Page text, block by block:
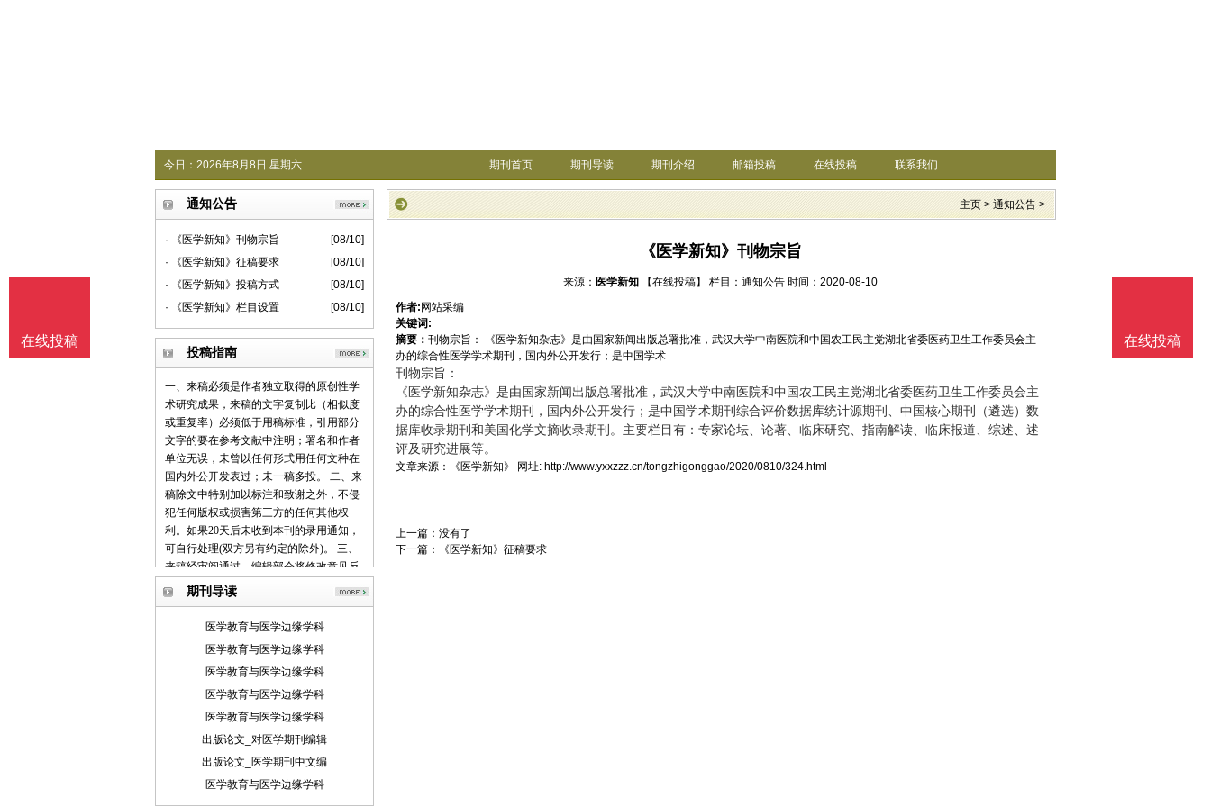
今日： 2026年8月8日 星期六 期刊首页 期刊导读 期刊介绍 邮箱投稿 在线投稿 联系我们
通知公告
· 《医学新知》刊物宗旨
[08/10]
· 《医学新知》征稿要求
[08/10]
· 《医学新知》投稿方式
[08/10]
· 《医学新知》栏目设置
[08/10]
投稿指南
一、来稿必须是作者独立取得的原创性学
术研究成果，来稿的文字复制比（相似度
或重复率）必须低于用稿标准，引用部分
文字的要在参考文献中注明；署名和作者
单位无误，未曾以任何形式用任何文种在
国内外公开发表过；未一稿多投。 二、来
稿除文中特别加以标注和致谢之外，不侵
犯任何版权或损害第三方的任何其他权
利。如果20天后未收到本刊的录用通知，
可自行处理(双方另有约定的除外)。 三、
来稿经审阅通过，编辑部会将修改意见反
馈给您，您应在收到通知7天内提交修改
作权法的其它权利。 四、一般来说，4500
文章，不能说清问题，很难保证学术质
量，本刊恕不受理。 五、论文格式及要
素：标题、作者、工作单位全称(院系处
室)、摘要、关键词、正文、注释、参考文
查看参考文献格式示例)、作者简介(100字
内)、联系方式(通信地址、邮编、电话、
电子信箱)。 六、处理流程：（1） 通过电
期刊导读
医学教育与医学边缘学科
医学教育与医学边缘学科
医学教育与医学边缘学科
医学教育与医学边缘学科
医学教育与医学边缘学科
出版论文_对医学期刊编辑
出版论文_医学期刊中文编
医学教育与医学边缘学科
主页 > 通知公告 >
《医学新知》刊物宗旨
来源： 医学新知 【在线投稿】 栏目： 通知公告 时间：2020-08-10
作者: 网站采编
关键词:
摘要： 刊物宗旨： 《医学新知杂志》是由国家新闻出版总署批准，武汉大学中南医院和中国农工民主党湖北省委医药卫生工作委员会主
办的综合性医学学术期刊，国内外公开发行；是中国学术
刊物宗旨：
《医学新知杂志》是由国家新闻出版总署批准，武汉大学中南医院和中国农工民主党湖北省委医药卫生工作委员会主
办的综合性医学学术期刊，国内外公开发行；是中国学术期刊综合评价数据库统计源期刊、中国核心期刊（遴选）数
据库收录期刊和美国化学文摘收录期刊。主要栏目有：专家论坛、论著、临床研究、指南解读、临床报道、综述、述
评及研究进展等。
文章来源： 《医学新知》 网址: http://www.yxxzzz.cn/tongzhigonggao/2020/0810/324.html
上一篇：没有了
下一篇：
《医学新知》征稿要求
在线投稿
在线投稿